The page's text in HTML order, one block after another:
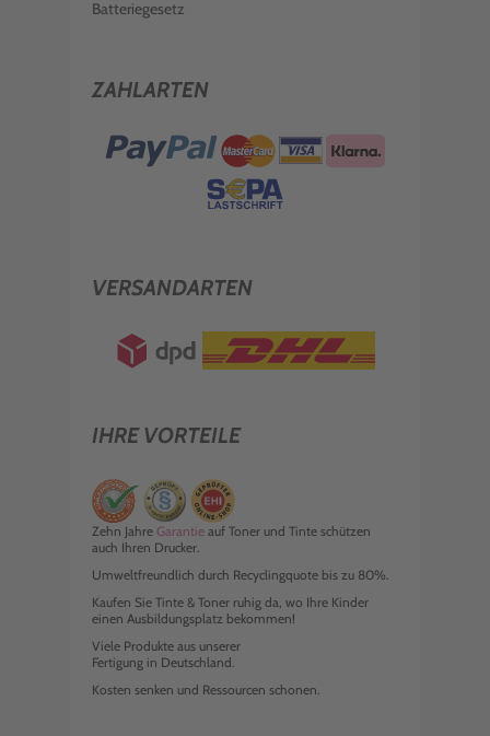
Batteriegesetz
ZAHLARTEN
VERSANDARTEN
IHRE VORTEILE
Zehn Jahre Garantie auf Toner und Tinte schützen
auch Ihren Drucker.
Umweltfreundlich durch Recyclingquote bis zu 80%.
Kaufen Sie Tinte & Toner ruhig da, wo Ihre Kinder
einen Ausbildungsplatz bekommen!
Viele Produkte aus unserer
Fertigung in Deutschland.
Kosten senken und Ressourcen schonen.